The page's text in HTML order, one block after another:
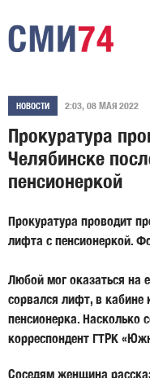
НОВОСТИ 2:03, 08 МАЯ 2022
Прокуратура
Челябинске
пенсионеркой
Прокуратура проводит
лифта с пенсионеркой.
Любой мог оказаться на
сорвался лифт, в кабине
пенсионерка. Насколько
корреспондент ГТРК
Соседям женщина